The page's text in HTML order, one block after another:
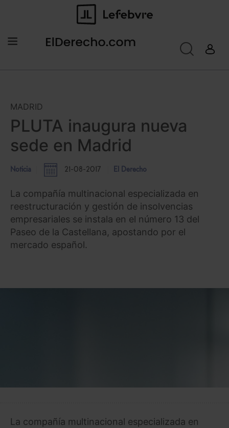
MADRID
PLUTA inaugura nueva
sede en Madrid
Noticia 21-08-2017 El Derecho
La compañía multinacional especializada en
reestructuración y gestión de insolvencias
empresariales se instala en el número 13 del
Paseo de la Castellana, apostando por el
mercado español.
La compañía multinacional especializada en